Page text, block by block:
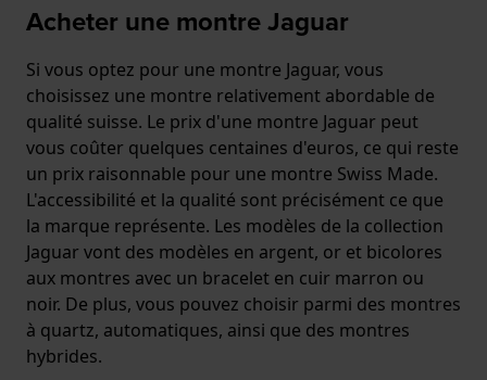
Acheter une montre Jaguar
Si vous optez pour une montre Jaguar, vous
choisissez une montre relativement abordable de
qualité suisse. Le prix d'une montre Jaguar peut
vous coûter quelques centaines d'euros, ce qui reste
un prix raisonnable pour une montre Swiss Made.
L'accessibilité et la qualité sont précisément ce que
la marque représente. Les modèles de la collection
Jaguar vont des modèles en argent, or et bicolores
aux montres avec un bracelet en cuir marron ou
noir. De plus, vous pouvez choisir parmi des montres
à quartz, automatiques, ainsi que des montres
hybrides.